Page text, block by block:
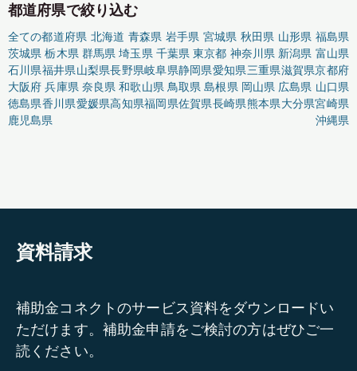
都道府県で絞り込む
全ての都道府県 北海道 青森県 岩手県 宮城県 秋田県 山形県 福島県
茨城県 栃木県 群馬県 埼玉県 千葉県 東京都 神奈川県 新潟県 富山県
石川県福井県山梨県長野県岐阜県静岡県愛知県三重県滋賀県京都府
大阪府 兵庫県 奈良県 和歌山県 鳥取県 島根県 岡山県 広島県 山口県
徳島県香川県愛媛県高知県福岡県佐賀県長崎県熊本県大分県宮崎県
鹿児島県
沖縄県
資料請求
補助金コネクトのサービス資料をダウンロードい
ただけます。補助金申請をご検討の方はぜひご一
読ください。